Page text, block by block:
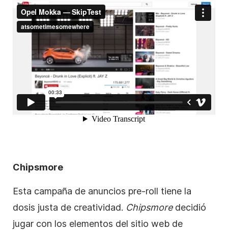
Chipsmore
Esta campaña de anuncios pre-roll tiene la
dosis justa de creatividad. Chipsmoredecidió
jugar con los elementos del sitio web de